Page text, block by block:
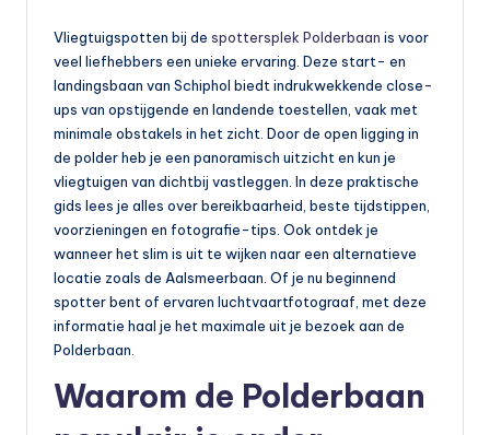
m
o
rr
d
Vliegtuigspotten bij de spottersplek Polderbaan is voor
veel liefhebbers een unieke ervaring. Deze start- en
landingsbaan van Schiphol biedt indrukwekkende close-
ups van opstijgende en landende toestellen, vaak met
minimale obstakels in het zicht. Door de open ligging in
de polder heb je een panoramisch uitzicht en kun je
vliegtuigen van dichtbij vastleggen. In deze praktische
gids lees je alles over bereikbaarheid, beste tijdstippen,
voorzieningen en fotografie-tips. Ook ontdek je
wanneer het slim is uit te wijken naar een alternatieve
locatie zoals de Aalsmeerbaan. Of je nu beginnend
spotter bent of ervaren luchtvaartfotograaf, met deze
informatie haal je het maximale uit je bezoek aan de
Polderbaan.
Waarom de Polderbaan